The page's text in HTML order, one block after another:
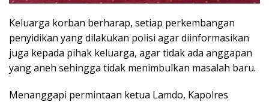
Keluarga korban berharap, setiap perkembangan
penyidikan yang dilakukan polisi agar diinformasikan
juga kepada pihak keluarga, agar tidak ada anggapan
yang aneh sehingga tidak menimbulkan masalah baru.
Menanggapi permintaan ketua Lamdo, Kapolres